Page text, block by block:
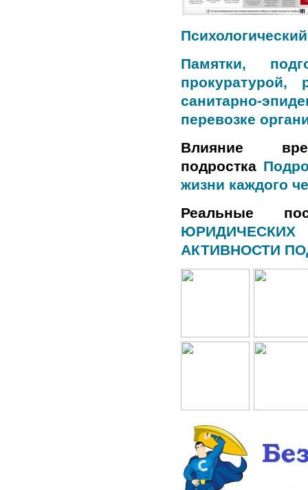
Памятки,
прокуратурой,
санитарно-
перевозке
Влияние
подростка
жизни каждого
Реальные
АКТИВНОСТИ